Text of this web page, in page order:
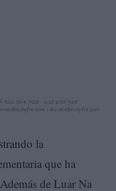
la
que ha
de Luar Na